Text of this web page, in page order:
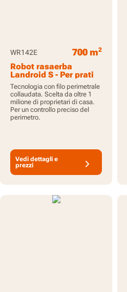
WR142E 700 m2
Robot rasaerba
Landroid S - Per prati
fino a 700 m
Tecnologia con filo perimetrale
collaudata. Scelta da oltre 1
milione di proprietari di casa.
Per un controllo preciso del
perimetro.
Vedi dettagli e
prezzi